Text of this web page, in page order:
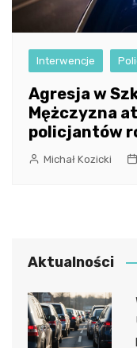
Interwencje
Agresja w
Mężczyzna
policjantów
Michał Kozicki
Aktualności